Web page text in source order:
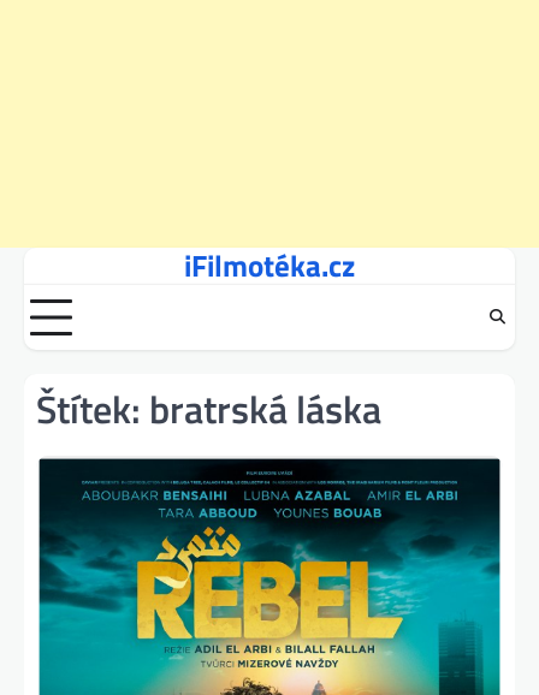
content
iFilmotéka.cz
Štítek: bratrská láska